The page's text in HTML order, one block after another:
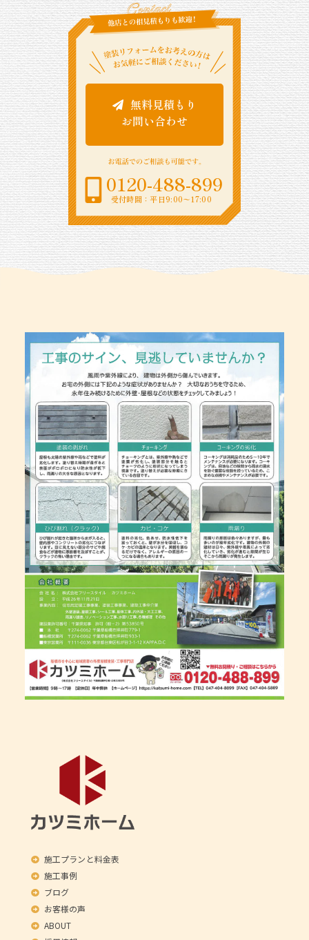
無料見積もり
お問い合わせ
0120-488-899
受付時間：平日9:00〜17:00
施工プランと料金表
施工事例
ブログ
お客様の声
ABOUT